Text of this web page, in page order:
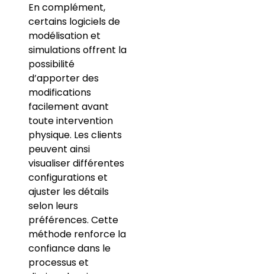
En complément,
certains logiciels de
modélisation et
simulations offrent la
possibilité
d’apporter des
modifications
facilement avant
toute intervention
physique. Les clients
peuvent ainsi
visualiser différentes
configurations et
ajuster les détails
selon leurs
préférences. Cette
méthode renforce la
confiance dans le
processus et